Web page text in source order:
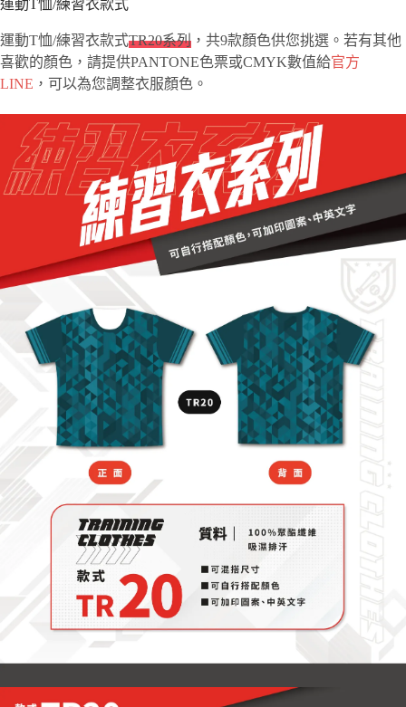
運動T恤/練習衣款式
運動T恤/練習衣款式TR20系列 ，共9款顏色供您挑選。若有其他
喜歡的顏色，請提供PANTONE色票或CMYK數值給官方
LINE ，可以為您調整衣服顏色。